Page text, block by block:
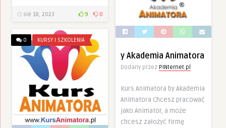
sie 18, 2023 9 0
y Akademia Animatora
Dodany przez PINternet.pl
Kurs Animatora by Akademia
Animatora Chcesz pracować
jako Animator, a może
chcesz założyć firmę
0 KURSY I SZKOLENIA